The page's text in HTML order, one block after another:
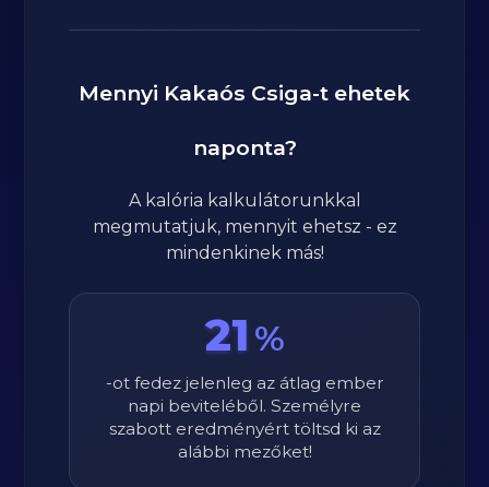
Mennyi Kakaós Csiga-t ehetek
naponta?
A kalória kalkulátorunkkal
megmutatjuk, mennyit ehetsz - ez
mindenkinek más!
21 %
-ot fedez jelenleg az átlag ember
napi beviteléből. Személyre
szabott eredményért töltsd ki az
alábbi mezőket!